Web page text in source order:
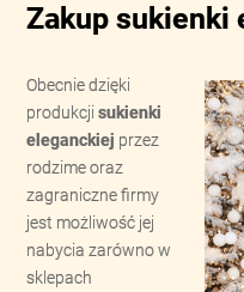
Zakup sukienki
Obecnie dzięki
produkcjisukienki
eleganckiej przez
rodzime oraz
zagraniczne firmy
jest możliwość jej
nabycia zarówno w
sklepach